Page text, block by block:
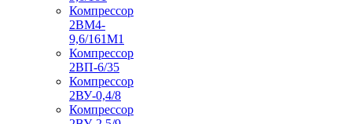
Компрессор
2ВМ4-
9,6/161М1
Компрессор
2ВП-6/35
Компрессор
2ВУ-0,4/8
Компрессор